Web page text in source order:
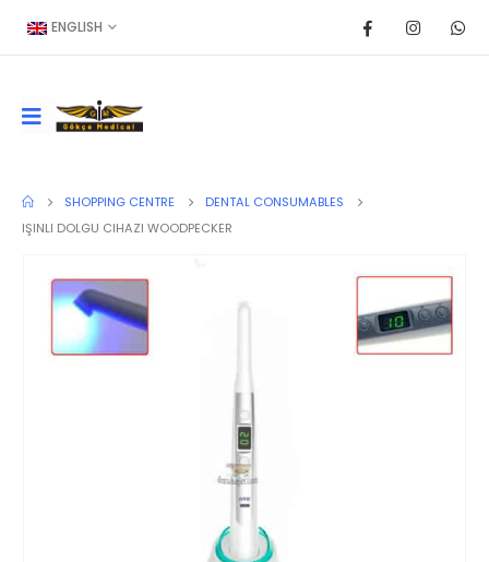
ENGLISH
SHOPPING CENTRE
DENTAL CONSUMABLES
IŞINLI DOLGU CIHAZI WOODPECKER